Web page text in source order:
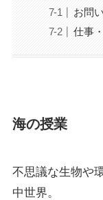
お問
仕事
海の授業
不思議な生物や
中世界。